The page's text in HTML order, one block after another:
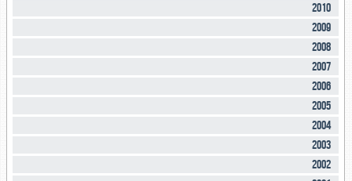
2010
2009
2008
2007
2006
2005
2004
2003
2002